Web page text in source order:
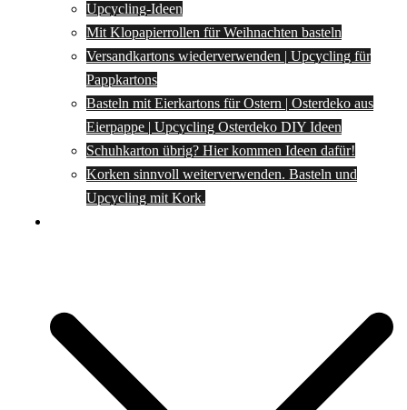
Upcycling-Ideen
Mit Klopapierrollen für Weihnachten basteln
Versandkartons wiederverwenden | Upcycling für
Pappkartons
Basteln mit Eierkartons für Ostern | Osterdeko aus
Eierpappe | Upcycling Osterdeko DIY Ideen
Schuhkarton übrig? Hier kommen Ideen dafür!
Korken sinnvoll weiterverwenden. Basteln und
Upcycling mit Kork.